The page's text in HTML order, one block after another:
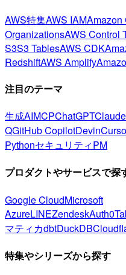
AWS特集AWS IAMAmazon
OrganizationsAWS Control
S3S3 TablesAWS CDK
RedshiftAWS Amplify
注目のテーマ
生成AIMCPChatGPTClaude
QGitHub CopilotDevin
PythonセキュリティPM
プロダクトやサービスで探
Google CloudMicrosoft
AzureLINEZendeskAuth0
マティカdbtDuckDB
特集やシリーズから探す